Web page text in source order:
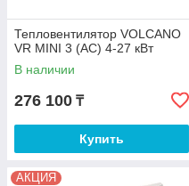
Тепловентилятор VOLCANO
VR MINI 3 (AC) 4-27 кВт
В наличии
276 100 ₸
Купить
АКЦИЯ